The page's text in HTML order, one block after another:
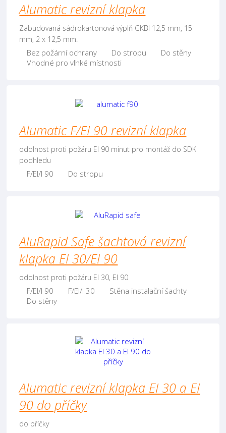
Alumatic revizní klapka
Zabudovaná sádrokartonová výplň GKBI 12,5 mm, 15
mm, 2 x 12,5 mm.
Bez požární ochrany Do stropu
Do stěny
Vhodné pro vlhké místnosti
Alumatic F/EI 90 revizní klapka
odolnost proti požáru EI 90 minut pro montáž do SDK
podhledu
F/EI/I 90 Do stropu
AluRapid Safe šachtová revizní
klapka EI 30/EI 90
odolnost proti požáru EI 30, EI 90
F/EI/I 90 F/EI/I 30
Stěna instalační šachty
Do stěny
Alumatic revizní klapka EI 30 a EI
90 do příčky
do příčky